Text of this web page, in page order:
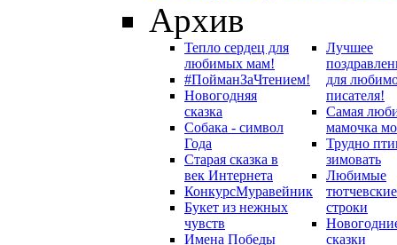
Архив
Тепло сердец для
любимых мам!
#ПойманЗаЧтением!
Новогодняя
сказка
Собака - символ
Года
Старая сказка в
век Интернета
КонкурсМуравейник
Букет из нежных
чувств
Имена Победы
Лучшее
для
писателя!
Самая
мамочка
Трудно
зимовать
Любимые
тютчевские
строки
сказки